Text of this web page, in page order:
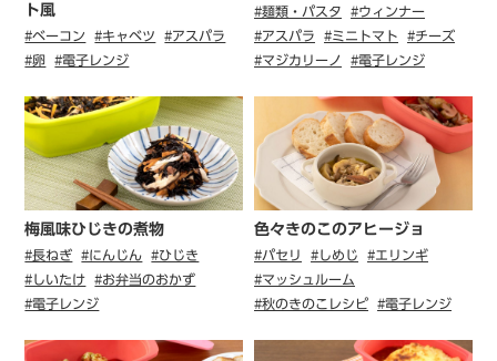
ト風
#ベーコン #キャベツ
#アスパラ
#卵
#電子レンジ
#麺類・パスタ
#ウィンナー
#アスパラ
#ミニトマト
#チーズ
#マジカリーノ
#電子レンジ
梅風味ひじきの煮物
#長ねぎ #にんじん
#ひじき
#しいたけ
#お弁当のおかず
#電子レンジ
⾊々きのこのアヒージョ
#パセリ #しめじ
#エリンギ
#マッシュルーム
#秋のきのこレシピ
#電子レンジ